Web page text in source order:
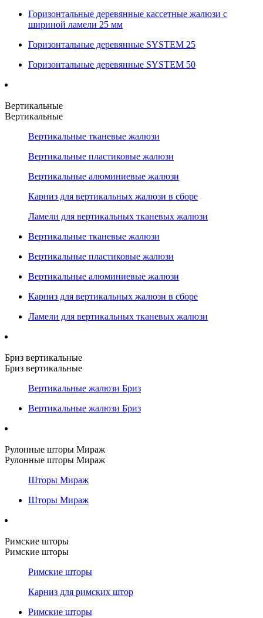
Горизонтальные деревянные кассетные жалюзи с
шириной ламели 25 мм
Горизонтальные деревянные SYSTEM 25
Горизонтальные деревянные SYSTEM 50
Вертикальные
Вертикальные
Вертикальные тканевые жалюзи
Вертикальные пластиковые жалюзи
Вертикальные алюминиевые жалюзи
Карниз для вертикальных жалюзи в сборе
Ламели для вертикальных тканевых жалюзи
Вертикальные тканевые жалюзи
Вертикальные пластиковые жалюзи
Вертикальные алюминиевые жалюзи
Карниз для вертикальных жалюзи в сборе
Ламели для вертикальных тканевых жалюзи
Бриз вертикальные
Бриз вертикальные
Вертикальные жалюзи Бриз
Вертикальные жалюзи Бриз
Рулонные шторы Мираж
Рулонные шторы Мираж
Шторы Мираж
Шторы Мираж
Римские шторы
Римские шторы
Римские шторы
Карниз для римских штор
Римские шторы